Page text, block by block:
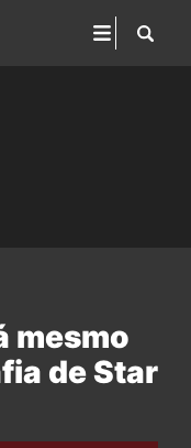
mesmo
de Star